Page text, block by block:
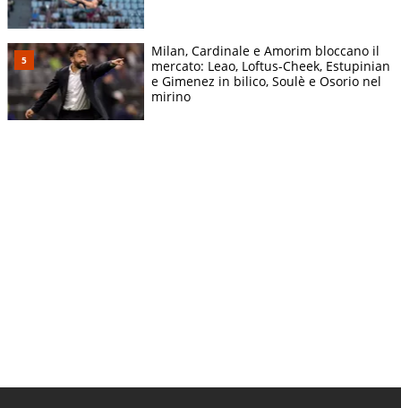
Milan, Cardinale e Amorim bloccano il
mercato: Leao, Loftus-Cheek, Estupinian
e Gimenez in bilico, Soulè e Osorio nel
mirino